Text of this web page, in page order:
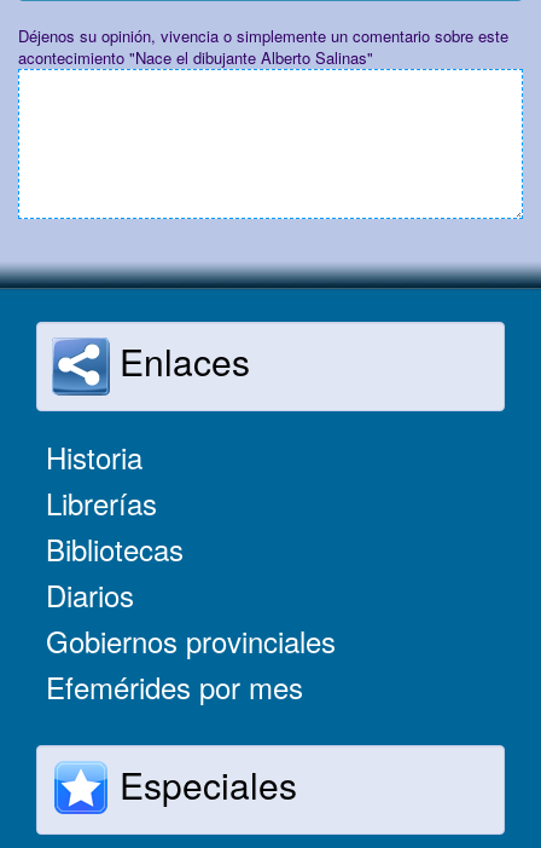
Déjenos su opinión, vivencia o simplemente un comentario sobre este
acontecimiento "Nace el dibujante Alberto Salinas"
Enlaces
Historia
Librerías
Bibliotecas
Diarios
Gobiernos provinciales
Efemérides por mes
Especiales